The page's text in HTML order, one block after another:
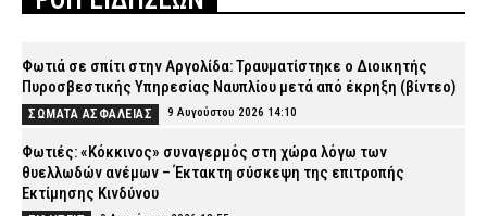
Φωτιά σε σπίτι στην Αργολίδα: Τραυματίστηκε o Διοικητής
Πυροσβεστικής Υπηρεσίας Ναυπλίου μετά από έκρηξη (βίντεο)
ΣΩΜΑΤΑ ΑΣΦΑΛΕΙΑΣ 9 Αυγούστου 2026 14:10
Φωτιές: «Κόκκινος» συναγερμός στη χώρα λόγω των
θυελλωδών ανέμων – Έκτακτη σύσκεψη της επιτροπής
Εκτίμησης Κινδύνου